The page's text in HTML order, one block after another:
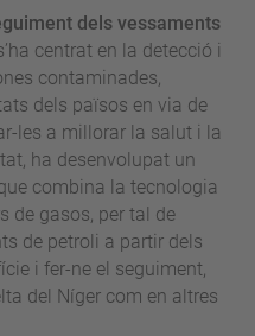
dels vessaments
centrat en la detecció i
contaminades,
dels països en via de
les a millorar la salut i la
ha desenvolupat un
combina la tecnologia
de gasos, per tal de
de petroli a partir dels
i fer-ne el seguiment,
del Níger com en altres